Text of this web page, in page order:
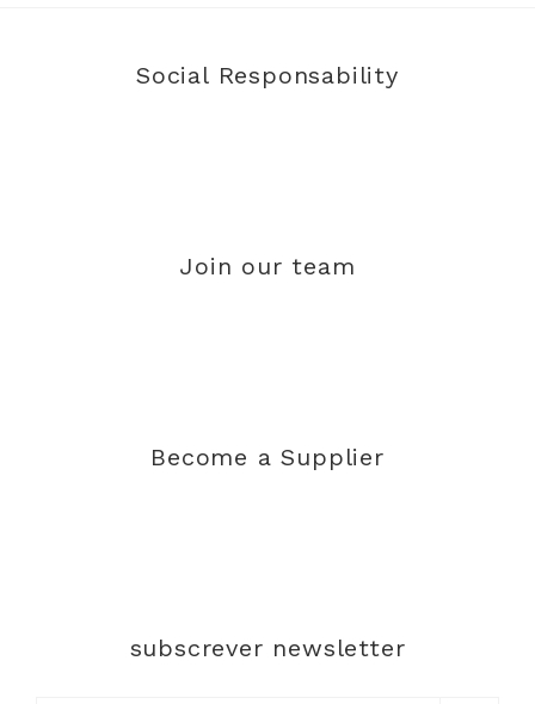
Social Responsability
Join our team
Become a Supplier
subscrever newsletter